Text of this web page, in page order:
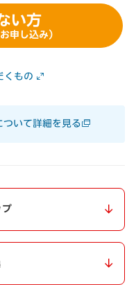
い方
申し込み）
くもの
ついて詳細を見る
プ